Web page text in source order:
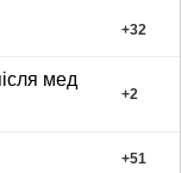
+32
мед
+2
+51